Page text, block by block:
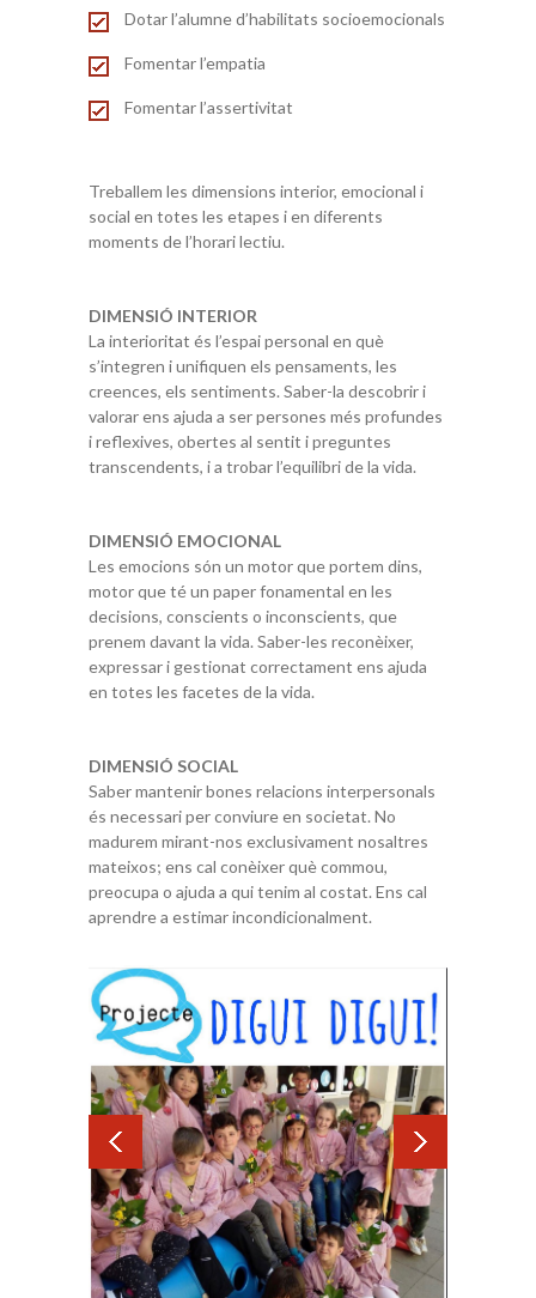
Dotar l’alumne d’habilitats socioemocionals
Fomentar l’empatia
Fomentar l’assertivitat
Treballem les dimensions interior, emocional i
social en totes les etapes i en diferents
moments de l’horari lectiu.
DIMENSIÓ INTERIOR
La interioritat és l’espai personal en què
s’integren i unifiquen els pensaments, les
creences, els sentiments. Saber-la descobrir i
valorar ens ajuda a ser persones més profundes
i reflexives, obertes al sentit i preguntes
transcendents, i a trobar l’equilibri de la vida.
DIMENSIÓ EMOCIONAL
Les emocions són un motor que portem dins,
motor que té un paper fonamental en les
decisions, conscients o inconscients, que
prenem davant la vida. Saber-les reconèixer,
expressar i gestionat correctament ens ajuda
en totes les facetes de la vida.
DIMENSIÓ SOCIAL
Saber mantenir bones relacions interpersonals
és necessari per conviure en societat. No
madurem mirant-nos exclusivament nosaltres
mateixos; ens cal conèixer què commou,
preocupa o ajuda a qui tenim al costat. Ens cal
aprendre a estimar incondicionalment.